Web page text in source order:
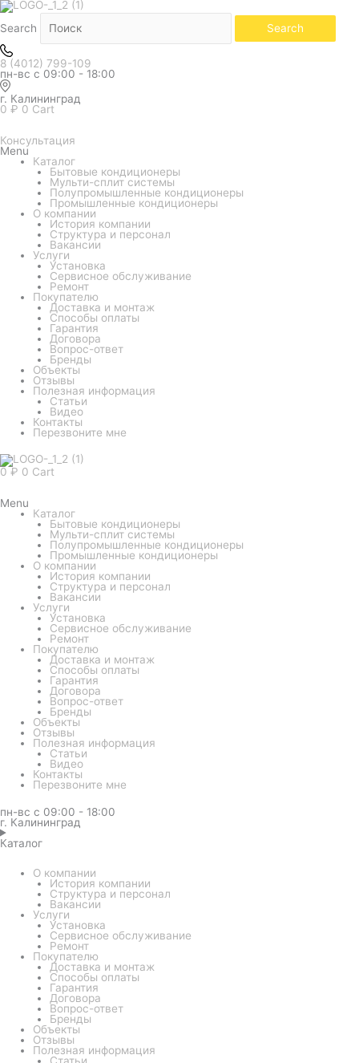
Search Search
8 (4012) 799-109
пн-вс с 09:00 - 18:00
г. Калининград
0 ₽ 0 Cart
Консультация
Menu
Каталог
Бытовые кондиционеры
Мульти-сплит системы
Полупромышленные кондиционеры
Промышленные кондиционеры
О компании
История компании
Структура и персонал
Вакансии
Услуги
Установка
Сервисное обслуживание
Ремонт
Покупателю
Доставка и монтаж
Способы оплаты
Гарантия
Договора
Вопрос-ответ
Бренды
Объекты
Отзывы
Полезная информация
Статьи
Видео
Контакты
Перезвоните мне
0 ₽ 0 Cart
Menu
Каталог
Бытовые кондиционеры
Мульти-сплит системы
Полупромышленные кондиционеры
Промышленные кондиционеры
О компании
История компании
Структура и персонал
Вакансии
Услуги
Установка
Сервисное обслуживание
Ремонт
Покупателю
Доставка и монтаж
Способы оплаты
Гарантия
Договора
Вопрос-ответ
Бренды
Объекты
Отзывы
Полезная информация
Статьи
Видео
Контакты
Перезвоните мне
пн-вс с 09:00 - 18:00
г. Калининград
Каталог
О компании
История компании
Структура и персонал
Вакансии
Услуги
Установка
Сервисное обслуживание
Ремонт
Покупателю
Доставка и монтаж
Способы оплаты
Гарантия
Договора
Вопрос-ответ
Бренды
Объекты
Отзывы
Полезная информация
Статьи
Количество
товара
Сплит-
система
Kentatsu
Kumo
Inverter
KSGKU50HZRN1W/KSRKU50HZRN1
(настенный)